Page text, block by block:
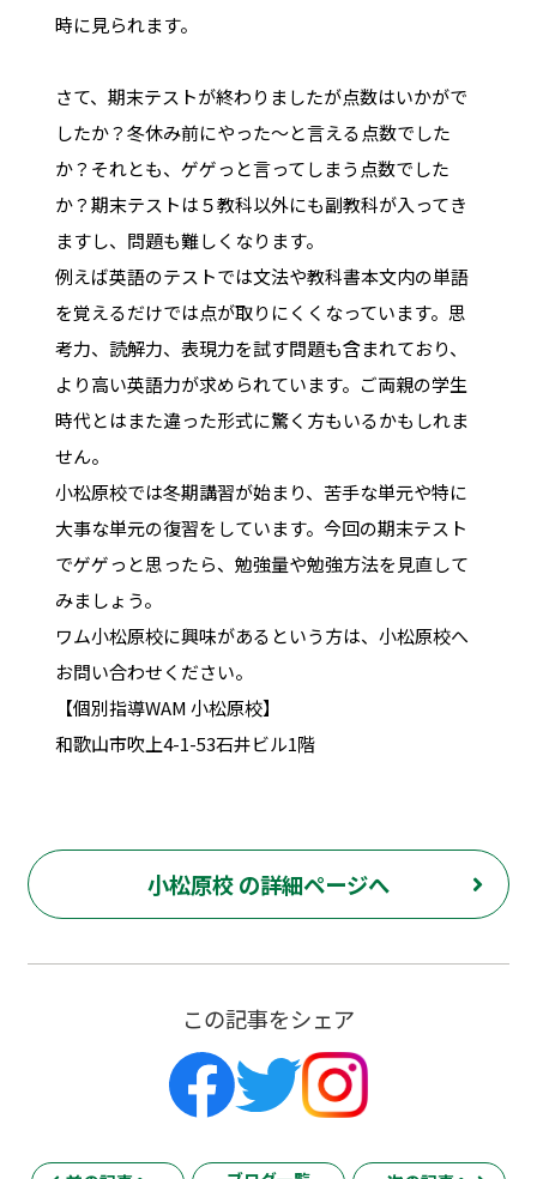
時に見られます。
さて、期末テストが終わりましたが点数はいかがで
したか？冬休み前にやった～と言える点数でした
か？それとも、ゲゲっと言ってしまう点数でした
か？期末テストは５教科以外にも副教科が入ってき
ますし、問題も難しくなります。
例えば英語のテストでは文法や教科書本文内の単語
を覚えるだけでは点が取りにくくなっています。思
考力、読解力、表現力を試す問題も含まれており、
より高い英語力が求められています。ご両親の学生
時代とはまた違った形式に驚く方もいるかもしれま
せん。
小松原校では冬期講習が始まり、苦手な単元や特に
大事な単元の復習をしています。今回の期末テスト
でゲゲっと思ったら、勉強量や勉強方法を見直して
みましょう。
ワム小松原校に興味があるという方は、小松原校へ
お問い合わせください。
【個別指導WAM 小松原校】
和歌山市吹上4-1-53石井ビル1階
小松原校 の詳細ページへ
この記事をシェア